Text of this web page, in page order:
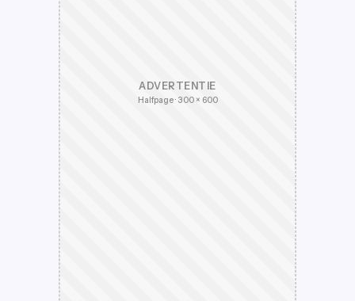
ADVERTENTIE
Halfpage · 300 × 600